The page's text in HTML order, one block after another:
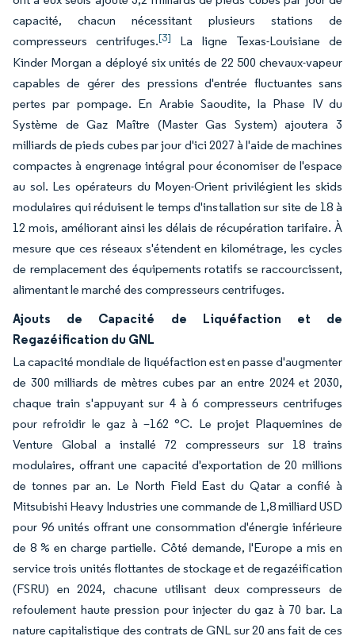
capacité, chacun nécessitant plusieurs stations de
compresseurs centrifuges.[3]
La ligne Texas-Louisiane de
Kinder Morgan a déployé six unités de 22 500 chevaux-vapeur
capables de gérer des pressions d'entrée fluctuantes sans
pertes par pompage. En Arabie Saoudite, la Phase IV du
Système de Gaz Maître (Master Gas System) ajoutera 3
milliards de pieds cubes par jour d'ici 2027 à l'aide de machines
compactes à engrenage intégral pour économiser de l'espace
au sol. Les opérateurs du Moyen-Orient privilégient les skids
modulaires qui réduisent le temps d'installation sur site de 18 à
12 mois, améliorant ainsi les délais de récupération tarifaire. À
mesure que ces réseaux s'étendent en kilométrage, les cycles
de remplacement des équipements rotatifs se raccourcissent,
alimentant le marché des compresseurs centrifuges.
Ajouts de Capacité de Liquéfaction et de
Regazéification du GNL
La capacité mondiale de liquéfaction est en passe d'augmenter
de 300 milliards de mètres cubes par an entre 2024 et 2030,
chaque train s'appuyant sur 4 à 6 compresseurs centrifuges
pour refroidir le gaz à –162 °C. Le projet Plaquemines de
Venture Global a installé 72 compresseurs sur 18 trains
modulaires, offrant une capacité d'exportation de 20 millions
de tonnes par an. Le North Field East du Qatar a confié à
Mitsubishi Heavy Industries une commande de 1,8 milliard USD
pour 96 unités offrant une consommation d'énergie inférieure
de 8 % en charge partielle. Côté demande, l'Europe a mis en
service trois unités flottantes de stockage et de regazéification
(FSRU) en 2024, chacune utilisant deux compresseurs de
refoulement haute pression pour injecter du gaz à 70 bar. La
nature capitalistique des contrats de GNL sur 20 ans fait de ces